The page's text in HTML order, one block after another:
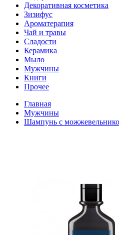
Декоративная косметика
Зизифус
Ароматерапия
Чай и травы
Сладости
Керамика
Мыло
Мужчины
Книги
Прочее
Главная
Мужчины
Шампунь с